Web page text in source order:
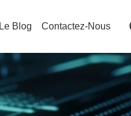
Le Blog Contactez-Nous